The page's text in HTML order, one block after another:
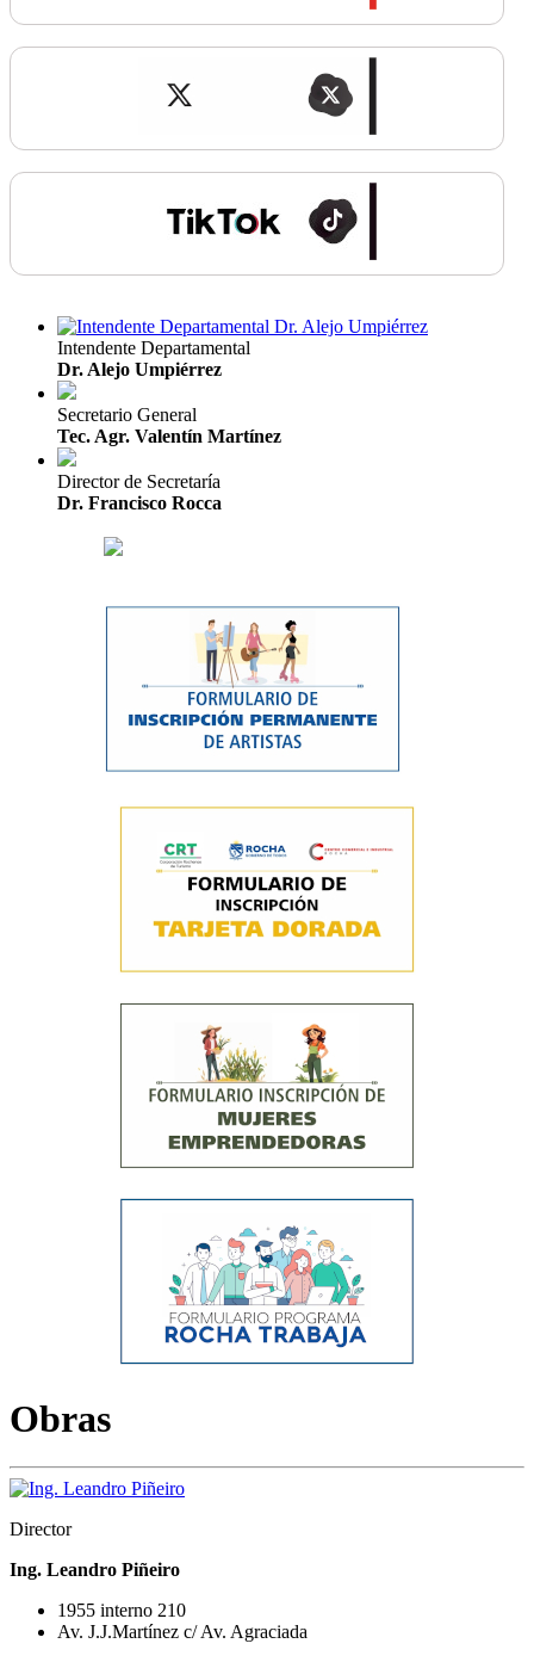
Intendente Departamental
Dr. Alejo Umpiérrez
Secretario General
Tec. Agr. Valentín Martínez
Director de Secretaría
Dr. Francisco Rocca
Obras
Director
Ing. Leandro Piñeiro
1955 interno 210
Av. J.J.Martínez c/ Av. Agraciada